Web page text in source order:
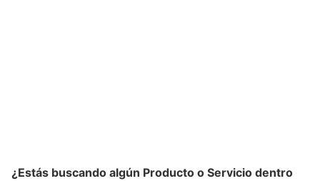
¿Estás buscando algún Producto o Servicio dentro